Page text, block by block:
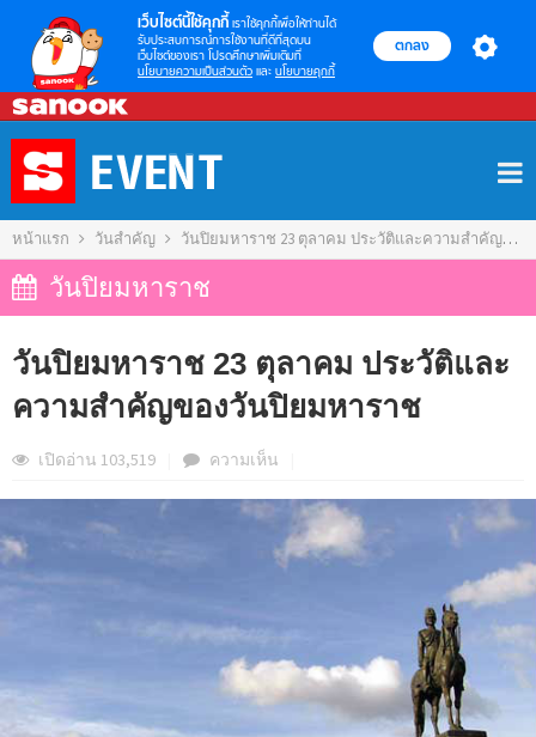
เว็บไซต์นี้ใช้คุกกี้ เราใช้คุกกี้เพื่อให้ท่านได้
รับประสบการณ์การใช้งานที่ดีที่สุดบน
เว็บไซต์ของเรา โปรดศึกษาเพิ่มเติมที่
นโยบายความเป็นส่วนตัว และ นโยบายคุกกี้
ตกลง
Skip
content
หน้าแรก วันสำคัญ วันปิยมหาราช 23 ตุลาคม ประวัติและความสำคัญของวันปิยมหาราช
วันปิยมหาราช
วันปิยมหาราช 23 ตุลาคม ประวัติและ
ความสำคัญของวันปิยมหาราช
เปิดอ่าน 103,519 ความเห็น